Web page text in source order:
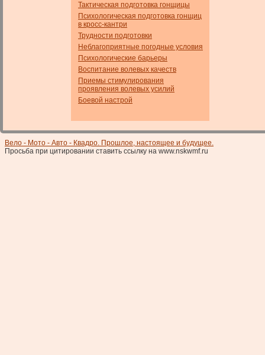
Тактическая подготовка гонщицы
Психологическая подготовка гонщиц
в кросс-кантри
Трудности подготовки
Неблагоприятные погодные условия
Психологические барьеры
Воспитание волевых качеств
Приемы стимулирования
проявления волевых усилий
Боевой настрой
Вело - Мото - Авто - Квадро. Прошлое, настоящее и будущее.
Просьба при цитировании ставить ссылку на www.nskwmf.ru